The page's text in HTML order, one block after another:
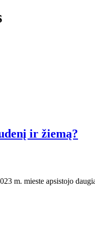
ir žiemą?
m. mieste apsistojo